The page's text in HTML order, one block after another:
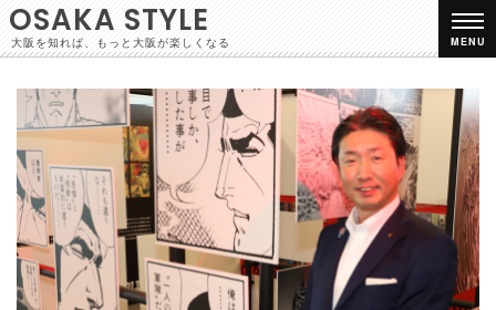
OSAKA STYLE
大阪を知れば、もっと大阪が楽しくなる MENU